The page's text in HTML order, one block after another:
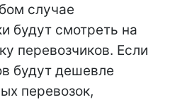
случае
будут смотреть на
перевозчиков. Если
будут дешевле
перевозок,